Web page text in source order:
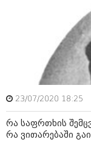
იანვარი
დეკემბერი
ნოემბერი
აგვისტო
ივლისი
მაისი
მარტი
23/07/2020 18:25
რა საფრთხის
რა ვითარებაში